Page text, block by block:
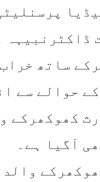
ڈاکٹرنبیہہ
ساتھ
حوالے سے
کھوکھرکے
آگیا ہے۔